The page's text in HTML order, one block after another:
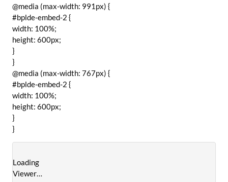
@media (max-width: 991px) {
#bplde-embed-2 {
width: 100%;
height: 600px;
}
}
@media (max-width: 767px) {
#bplde-embed-2 {
width: 100%;
height: 600px;
}
}
Loading
Viewer…